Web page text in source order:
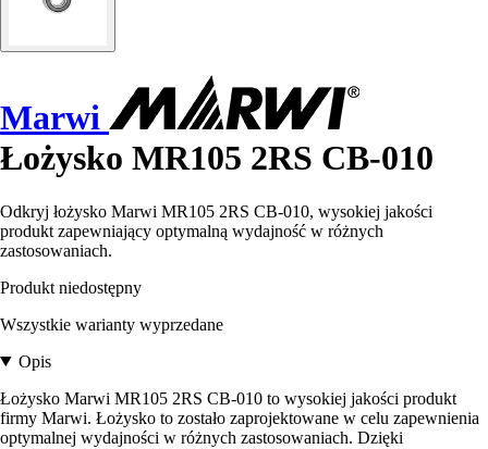
Marwi
Łożysko MR105 2RS CB-010
Odkryj łożysko Marwi MR105 2RS CB-010, wysokiej jakości
produkt zapewniający optymalną wydajność w różnych
zastosowaniach.
Produkt niedostępny
Wszystkie warianty wyprzedane
Opis
Łożysko Marwi MR105 2RS CB-010 to wysokiej jakości produkt
firmy Marwi. Łożysko to zostało zaprojektowane w celu zapewnienia
optymalnej wydajności w różnych zastosowaniach. Dzięki